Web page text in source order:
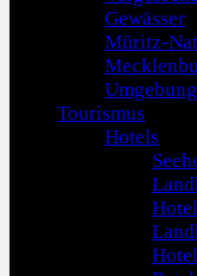
Gewässer
Müritz-
Umgebung
Tourismus
Hotels